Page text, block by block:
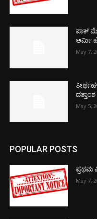
ಪಾಕ್​
ಆರ್ಮಿ
May 7,
May 5,
POPULAR POSTS
ಪ್ರಥಮ
May 7,